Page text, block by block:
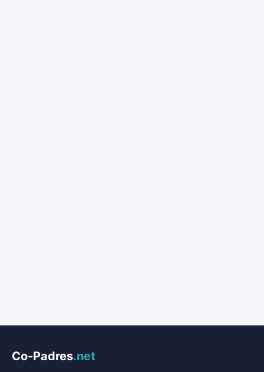
Co-Padres.net